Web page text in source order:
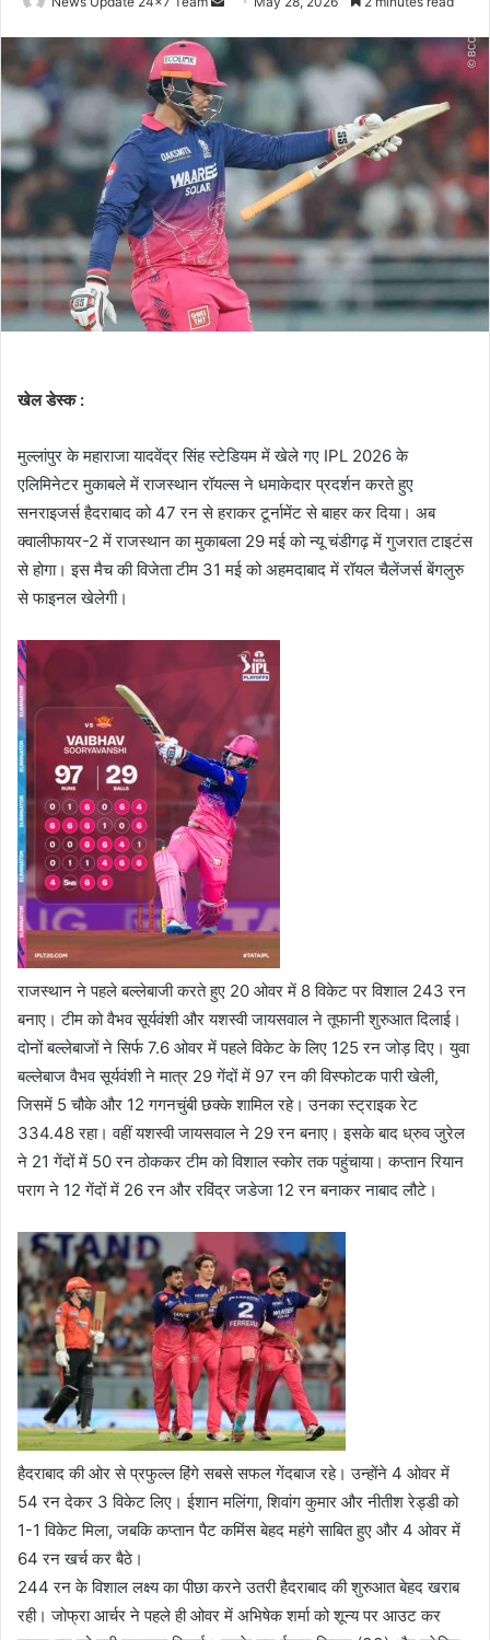
email
खेल डेस्क :
मुल्लांपुर के महाराजा यादवेंद्र सिंह स्टेडियम में खेले गए IPL 2026 के
एलिमिनेटर मुकाबले में राजस्थान रॉयल्स ने धमाकेदार प्रदर्शन करते हुए
सनराइजर्स हैदराबाद को 47 रन से हराकर टूर्नामेंट से बाहर कर दिया। अब
क्वालीफायर-2 में राजस्थान का मुकाबला 29 मई को न्यू चंडीगढ़ में गुजरात टाइटंस
से होगा। इस मैच की विजेता टीम 31 मई को अहमदाबाद में रॉयल चैलेंजर्स बेंगलुरु
से फाइनल खेलेगी।
राजस्थान ने पहले बल्लेबाजी करते हुए 20 ओवर में 8 विकेट पर विशाल 243 रन
बनाए। टीम को वैभव सूर्यवंशी और यशस्वी जायसवाल ने तूफानी शुरुआत दिलाई।
दोनों बल्लेबाजों ने सिर्फ 7.6 ओवर में पहले विकेट के लिए 125 रन जोड़ दिए। युवा
बल्लेबाज वैभव सूर्यवंशी ने मात्र 29 गेंदों में 97 रन की विस्फोटक पारी खेली,
जिसमें 5 चौके और 12 गगनचुंबी छक्के शामिल रहे। उनका स्ट्राइक रेट
334.48 रहा। वहीं यशस्वी जायसवाल ने 29 रन बनाए। इसके बाद ध्रुव जुरेल
ने 21 गेंदों में 50 रन ठोककर टीम को विशाल स्कोर तक पहुंचाया। कप्तान रियान
पराग ने 12 गेंदों में 26 रन और रविंद्र जडेजा 12 रन बनाकर नाबाद लौटे।
हैदराबाद की ओर से प्रफुल्ल हिंगे सबसे सफल गेंदबाज रहे। उन्होंने 4 ओवर में
54 रन देकर 3 विकेट लिए। ईशान मलिंगा, शिवांग कुमार और नीतीश रेड्डी को
1-1 विकेट मिला, जबकि कप्तान पैट कमिंस बेहद महंगे साबित हुए और 4 ओवर में
64 रन खर्च कर बैठे।
244 रन के विशाल लक्ष्य का पीछा करने उतरी हैदराबाद की शुरुआत बेहद खराब
रही। जोफ्रा आर्चर ने पहले ही ओवर में अभिषेक शर्मा को शून्य पर आउट कर